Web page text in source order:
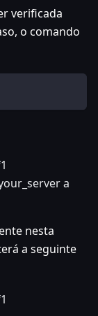
verificada
o comando
a
nesta
a seguinte